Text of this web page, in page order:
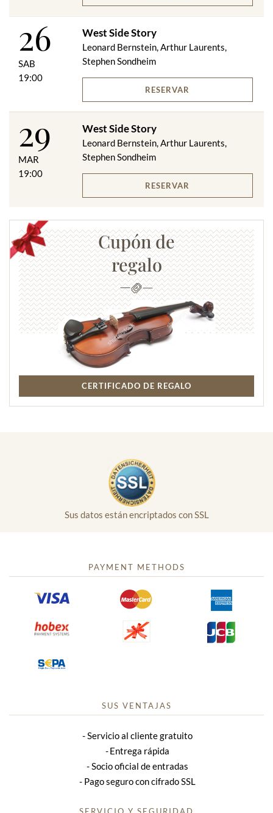
26
SAB
19:00
West Side Story
Leonard Bernstein, Arthur Laurents,
Stephen Sondheim
RESERVAR
29
MAR
19:00
West Side Story
Leonard Bernstein, Arthur Laurents,
Stephen Sondheim
RESERVAR
Cupón de
regalo
CERTIFICADO DE REGALO
Sus datos están encriptados con SSL
PAYMENT METHODS
SUS VENTAJAS
Servicio al cliente gratuito
Entrega rápida
Socio oficial de entradas
Pago seguro con cifrado SSL